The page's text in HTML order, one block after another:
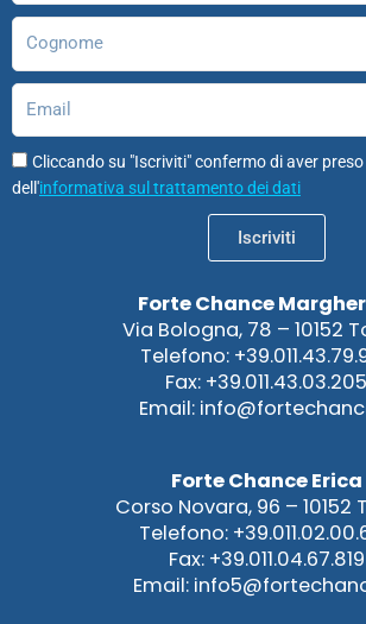
Cliccando su "Iscriviti" confermo di aver
dell'informativa sul trattamento dei dati
Iscriviti
Forte Chance
Via Bologna, 78 – 10152
Telefono:
Fax: +39.011.43.03.205
Email:
Forte Chance Erica
Corso Novara, 96 – 10152
Telefono:
Fax: +39.011.04.67.819
Email: